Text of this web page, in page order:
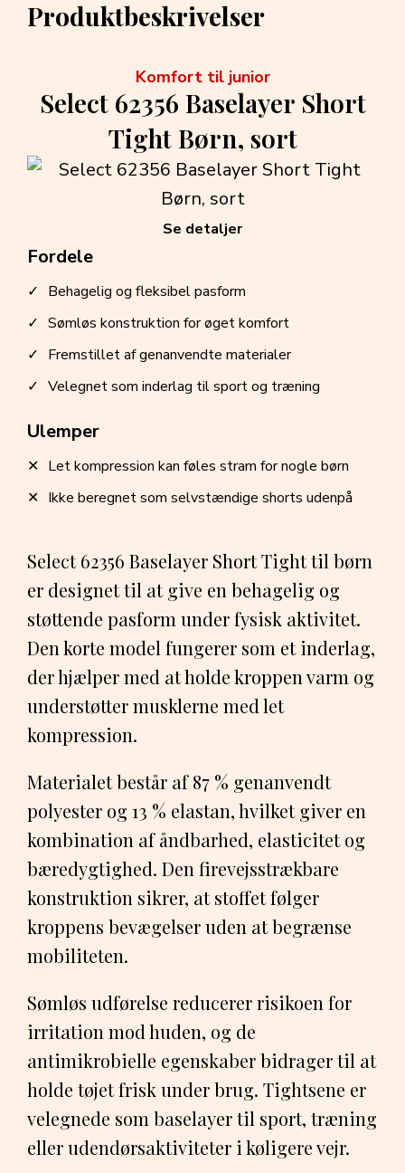
Produktbeskrivelser
Komfort til junior
Select 62356 Baselayer Short
Tight Børn, sort
Select 62356 Baselayer Short Tight til børn
er designet til at give en behagelig og
støttende pasform under fysisk aktivitet.
Den korte model fungerer som et inderlag,
der hjælper med at holde kroppen varm og
understøtter musklerne med let
kompression.
Materialet består af 87 % genanvendt
polyester og 13 % elastan, hvilket giver en
kombination af åndbarhed, elasticitet og
bæredygtighed. Den firevejsstrækbare
konstruktion sikrer, at stoffet følger
kroppens bevægelser uden at begrænse
mobiliteten.
Sømløs udførelse reducerer risikoen for
irritation mod huden, og de
antimikrobielle egenskaber bidrager til at
holde tøjet frisk under brug. Tightsene er
velegnede som baselayer til sport, træning
eller udendørsaktiviteter i køligere vejr.
Fordele
Behagelig og fleksibel pasform
Sømløs konstruktion for øget komfort
Fremstillet af genanvendte materialer
Velegnet som inderlag til sport og træning
Ulemper
Let kompression kan føles stram for nogle børn
Ikke beregnet som selvstændige shorts udenpå
Se detaljer